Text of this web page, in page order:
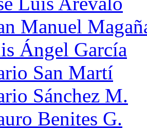
Manuel
Ángel García
San Martí
Sánchez M.
Benites G.